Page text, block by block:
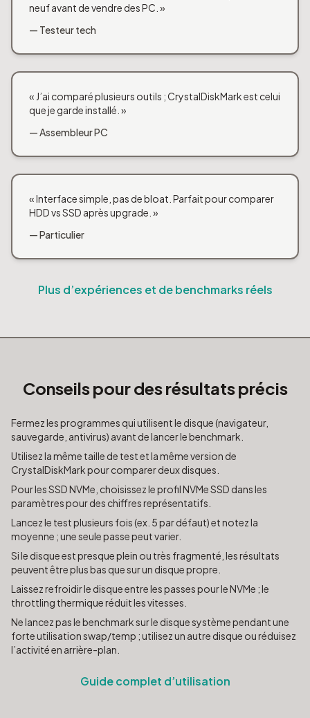
neuf avant de vendre des PC. »
— Testeur tech
« J’ai comparé plusieurs outils ; CrystalDiskMark est celui
que je garde installé. »
— Assembleur PC
« Interface simple, pas de bloat. Parfait pour comparer
HDD vs SSD après upgrade. »
— Particulier
Plus d’expériences et de benchmarks réels
Conseils pour des résultats précis
Fermez les programmes qui utilisent le disque (navigateur,
sauvegarde, antivirus) avant de lancer le benchmark.
Utilisez la même taille de test et la même version de
CrystalDiskMark pour comparer deux disques.
Pour les SSD NVMe, choisissez le profil NVMe SSD dans les
paramètres pour des chiffres représentatifs.
Lancez le test plusieurs fois (ex. 5 par défaut) et notez la
moyenne ; une seule passe peut varier.
Si le disque est presque plein ou très fragmenté, les résultats
peuvent être plus bas que sur un disque propre.
Laissez refroidir le disque entre les passes pour le NVMe ; le
throttling thermique réduit les vitesses.
Ne lancez pas le benchmark sur le disque système pendant une
forte utilisation swap/temp ; utilisez un autre disque ou réduisez
l’activité en arrière-plan.
Guide complet d’utilisation